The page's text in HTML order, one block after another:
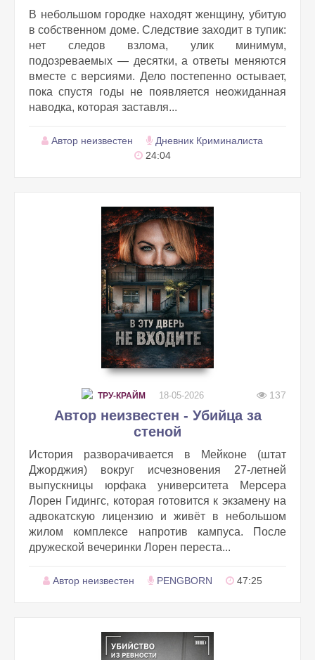
В небольшом городке находят женщину, убитую
в собственном доме. Следствие заходит в тупик:
нет следов взлома, улик минимум,
подозреваемых — десятки, а ответы меняются
вместе с версиями. Дело постепенно остывает,
пока спустя годы не появляется неожиданная
наводка, которая заставля...
Автор неизвестен
Дневник Криминалиста
24:04
ТРУ-КРАЙМ 18-05-2026 137
Автор неизвестен - Убийца за
стеной
История разворачивается в Мейконе (штат
Джорджия) вокруг исчезновения 27-летней
выпускницы юрфака университета Мерсера
Лорен Гидингс, которая готовится к экзамену на
адвокатскую лицензию и живёт в небольшом
жилом комплексе напротив кампуса. После
дружеской вечеринки Лорен переста...
Автор неизвестен PENGBORN 47:25